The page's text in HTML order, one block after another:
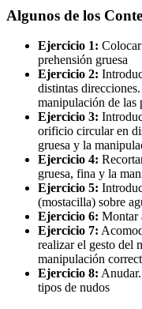
Algunos de los
Ejercicio 1:
prehensión gruesa
Ejercicio 2:
distintas
manipulación de las
Ejercicio 3:
orificio circular en
gruesa y la
Ejercicio 4:
gruesa, fina y la
Ejercicio 5:
(mostacilla) sobre
Ejercicio 6: Montar
Ejercicio 7:
realizar el gesto del
manipulación
Ejercicio 8:
tipos de nudos